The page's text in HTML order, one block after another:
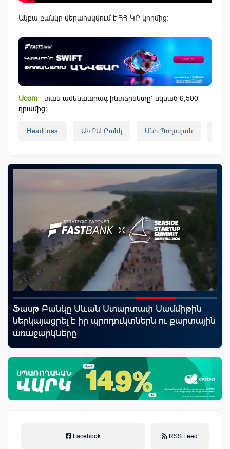
Ակբա բանկը վերահսկվում է ՀՀ ԿԲ կողմից։
Ucom - տան ամենաարագ ինտերնետը՝ սկսած 6,500
դրամից:
Headlines ԱԿԲԱ Բանկ Անի Պողոսյան
Ֆասթ Բանկը Սևան Ստարտափ Սամմիթին
ներկայացրել է իր պրոդուկտներն ու քարտային
առաջարկները
Facebook RSS Feed